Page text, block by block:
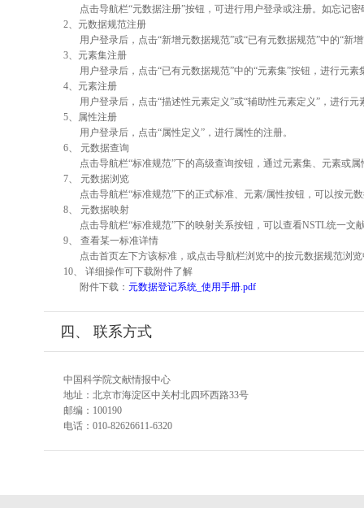
点击导航栏“元数据注册”按钮，可进行用户登录或注册。如忘记
2、元数据规范注册
用户登录后，点击“新增元数据规范”或“已有元数据规范”中的“新
3、元素集注册
用户登录后，点击“已有元数据规范”中的“元素集”按钮，进行元素
4、元素注册
用户登录后，点击“描述性元素定义”或“辅助性元素定义”，进行元
5、属性注册
用户登录后，点击“属性定义”，进行属性的注册。
6、 元数据查询
点击导航栏“标准规范”下的高级查询按钮，通过元素集、元素或
7、 元数据浏览
点击导航栏“标准规范”下的正式标准、元素/属性按钮，可以按元
8、 元数据映射
点击导航栏“标准规范”下的映射关系按钮，可以查看NSTL统一文
9、 查看某一标准详情
点击首页左下方该标准，或点击导航栏浏览中的按元数据规范浏
10、 详细操作可下载附件了解
附件下载： 元数据登记系统_使用手册.pdf
四、 联系方式
中国科学院文献情报中心
地址：北京市海淀区中关村北四环西路33号
邮编：100190
电话：010-82626611-6320